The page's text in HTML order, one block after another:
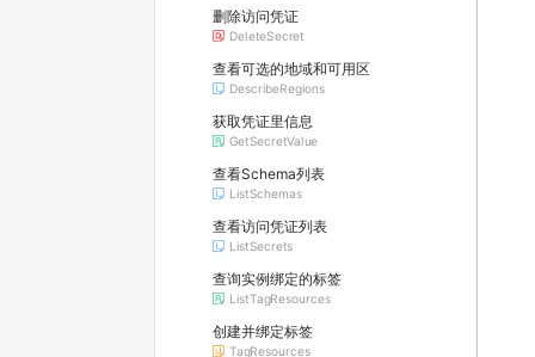
删除访问凭证
DeleteSecret
查看可选的地域和可用区
DescribeRegions
获取凭证里信息
GetSecretValue
查看Schema列表
ListSchemas
查看访问凭证列表
ListSecrets
查询实例绑定的标签
ListTagResources
创建并绑定标签
TagResources